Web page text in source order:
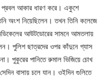
প্রবল আকার ধারণ করে। একুশে
অংশ নিয়েছিলেন। তখন তিনি কলেজে
আউটডোরের সামনে আমতলায়
পুলিশ ছাত্রদের ওপর কাঁদুনে গ্যাস
পুকুরের পানিতে রুমাল ভিজিয়ে চোখ
বাসায় চলে যান। ওইদিন গুলিতে